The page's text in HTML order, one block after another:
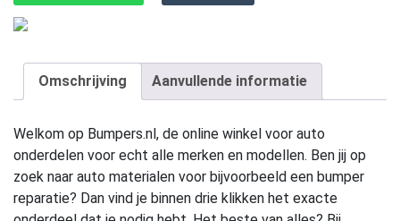
Omschrijving Aanvullende informatie
Welkom op Bumpers.nl, de online winkel voor auto
onderdelen voor echt alle merken en modellen. Ben jij op
zoek naar auto materialen voor bijvoorbeeld een bumper
reparatie? Dan vind je binnen drie klikken het exacte